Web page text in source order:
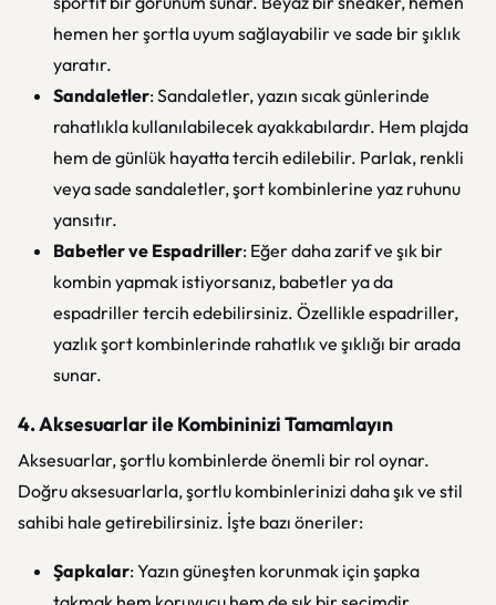
hemen her şortla uyum sağlayabilir ve sade bir şıklık
yaratır.
Sandaletler: Sandaletler, yazın sıcak günlerinde
rahatlıkla kullanılabilecek ayakkabılardır. Hem plajda
hem de günlük hayatta tercih edilebilir. Parlak, renkli
veya sade sandaletler, şort kombinlerine yaz ruhunu
yansıtır.
Babetler ve Espadriller: Eğer daha zarif ve şık bir
kombin yapmak istiyorsanız, babetler ya da
espadriller tercih edebilirsiniz. Özellikle espadriller,
yazlık şort kombinlerinde rahatlık ve şıklığı bir arada
sunar.
4. Aksesuarlar ile Kombininizi Tamamlayın
Aksesuarlar, şortlu kombinlerde önemli bir rol oynar.
Doğru aksesuarlarla, şortlu kombinlerinizi daha şık ve stil
sahibi hale getirebilirsiniz. İşte bazı öneriler:
Şapkalar: Yazın güneşten korunmak için şapka